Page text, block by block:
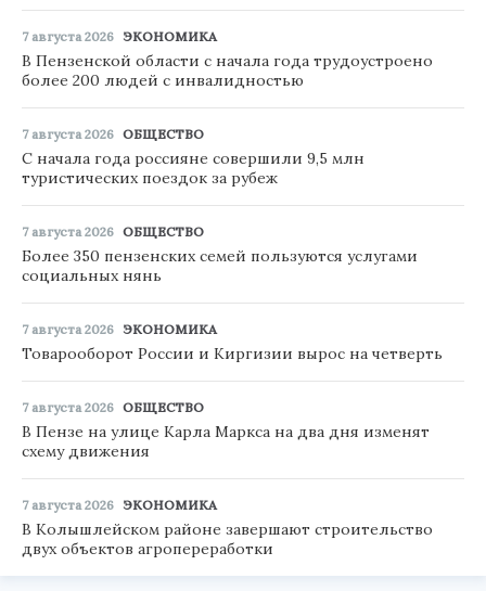
7 августа 2026 ЭКОНОМИКА
В Пензенской области с начала года трудоустроено
более 200 людей с инвалидностью
7 августа 2026 ОБЩЕСТВО
С начала года россияне совершили 9,5 млн
туристических поездок за рубеж
7 августа 2026 ОБЩЕСТВО
Более 350 пензенских семей пользуются услугами
социальных нянь
7 августа 2026 ЭКОНОМИКА
Товарооборот России и Киргизии вырос на четверть
7 августа 2026 ОБЩЕСТВО
В Пензе на улице Карла Маркса на два дня изменят
схему движения
7 августа 2026 ЭКОНОМИКА
В Колышлейском районе завершают строительство
двух объектов агропереработки